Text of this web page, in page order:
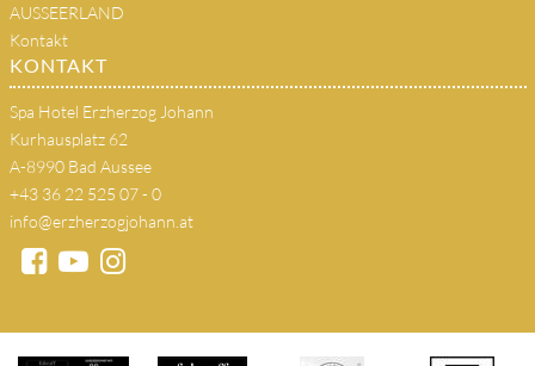
AUSSEERLAND
Kontakt
KONTAKT
Spa Hotel Erzherzog Johann
Kurhausplatz 62
A-8990 Bad Aussee
+43 36 22 525 07 - 0
info@erzherzogjohann.at